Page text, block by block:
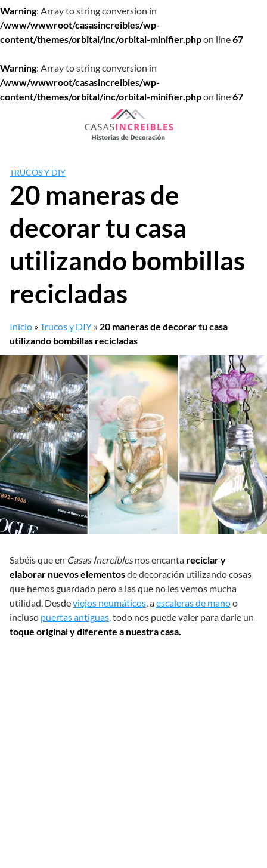
Warning: Array to string conversion in
/www/wwwroot/casasincreibles/wp-
content/themes/orbital/inc/orbital-minifier.phpon line67
Warning: Array to string conversion in
/www/wwwroot/casasincreibles/wp-
content/themes/orbital/inc/orbital-minifier.phpon line67
TRUCOS Y DIY
20 maneras de
decorar tu casa
utilizando bombillas
recicladas
Inicio »Trucos y DIY » 20 maneras de decorar tu casa
utilizando bombillas recicladas
Sabéis que en Casas Increíblesnos encanta reciclar y
elaborar nuevos elementosde decoración utilizando cosas
que hemos guardado pero a las que no les vemos mucha
utilidad. Desdeviejos neumáticos, aescaleras de manoo
incluso puertas antiguas, todo nos puede valer para darle un
toque original y diferente a nuestra casa.